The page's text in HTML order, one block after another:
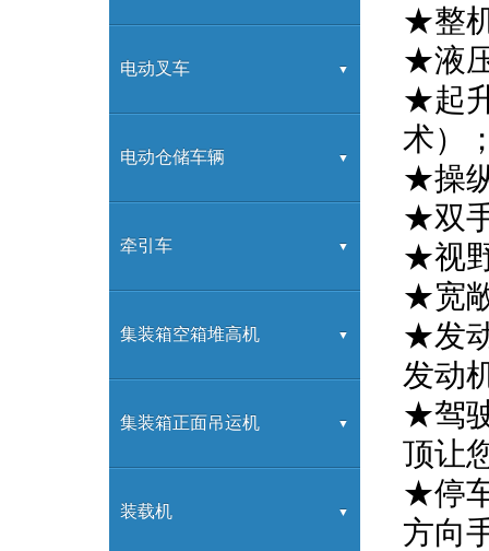
G系列
K系列
H2000系列
H3系列
电动叉车
G系列
高频充电机
G系列充电机
H系列
电动仓储车辆
交流前移动式蓄电池叉车
交流蓄电池托盘堆垛车
蓄电池托盘搬运车
牵引车
电动牵引车
电动搬运车
合力拖车产品
集装箱空箱堆高机
2-8层堆高机
集装箱正面吊运机
正面吊
装载机
★整
★液
★起
术）
★操
★双
★视
★宽
★发
发动
★驾
顶让
★停
方向